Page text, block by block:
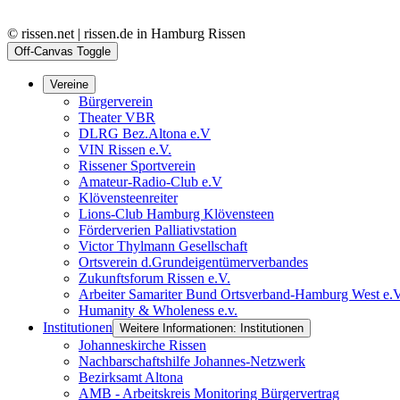
© rissen.net | rissen.de in Hamburg Rissen
Off-Canvas Toggle
Vereine
Bürgerverein
Theater VBR
DLRG Bez.Altona e.V
VIN Rissen e.V.
Rissener Sportverein
Amateur-Radio-Club e.V
Klövensteenreiter
Lions-Club Hamburg Klövensteen
Förderverien Palliativstation
Victor Thylmann Gesellschaft
Ortsverein d.Grundeigentümerverbandes
Zukunftsforum Rissen e.V.
Arbeiter Samariter Bund Ortsverband-Hamburg West
Humanity & Wholeness e.v.
Institutionen Weitere Informationen: Institutionen
Johanneskirche Rissen
Nachbarschaftshilfe Johannes-Netzwerk
Bezirksamt Altona
AMB - Arbeitskreis Monitoring Bürgervertrag